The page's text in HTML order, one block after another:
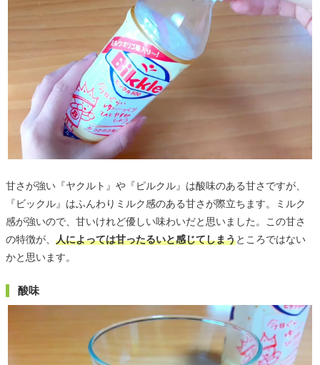
甘さが強い『ヤクルト』や『ピルクル』は酸味のある甘さですが、
『ビックル』はふんわりミルク感のある甘さが際立ちます。ミルク
感が強いので、甘いけれど優しい味わいだと思いました。この甘さ
の特徴が、 人によっては甘ったるいと感じてしまうところではない
かと思います。
酸味